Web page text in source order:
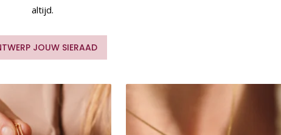
altijd.
JOUW SIERAAD